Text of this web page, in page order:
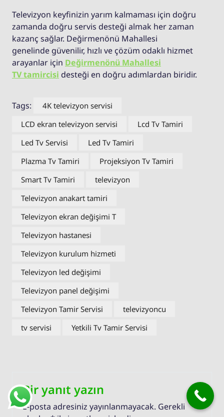
Televizyon keyfinizin yarım kalmaması için doğru
zamanda doğru servis desteği almak her zaman
kazanç sağlar. Değirmenönü Mahallesi
genelinde güvenilir, hızlı ve çözüm odaklı hizmet
arayanlar için Değirmenönü Mahallesi
TV tamircisi desteği en doğru adımlardan biridir.
Tags:
4K televizyon servisi
LCD ekran televizyon servisi
Lcd Tv Tamiri
Led Tv Servisi
Led Tv Tamiri
Plazma Tv Tamiri
Projeksiyon Tv Tamiri
Smart Tv Tamiri
televizyon
Televizyon anakart tamiri
Televizyon ekran değişimi T
Televizyon hastanesi
Televizyon kurulum hizmeti
Televizyon led değişimi
Televizyon panel değişimi
Televizyon Tamir Servisi
televizyoncu
tv servisi
Yetkili Tv Tamir Servisi
Bir yanıt yazın
E-posta adresiniz yayınlanmayacak. Gerekli